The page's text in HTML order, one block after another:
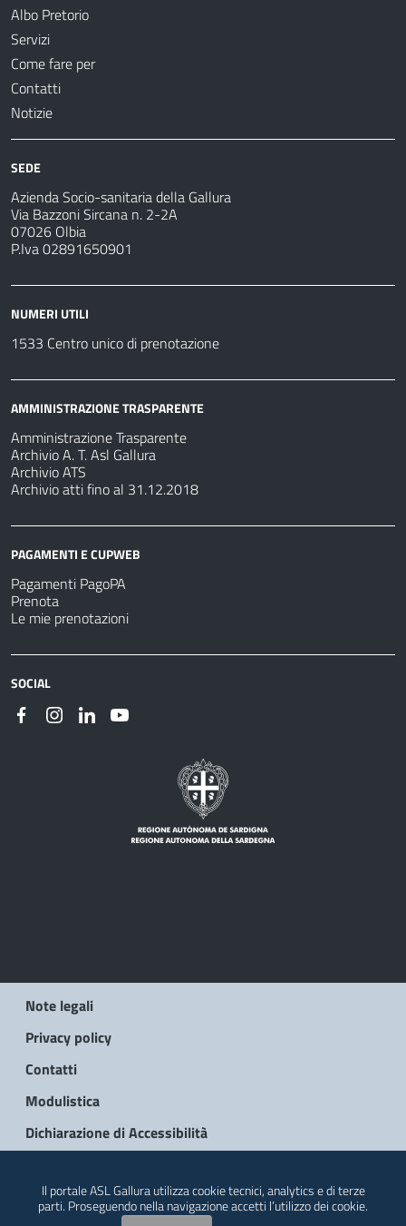
Albo Pretorio
Servizi
Come fare per
Contatti
Notizie
SEDE
Azienda Socio-sanitaria della Gallura
Via Bazzoni Sircana n. 2-2A
07026 Olbia
P.Iva 02891650901
NUMERI UTILI
1533 Centro unico di prenotazione
AMMINISTRAZIONE TRASPARENTE
Amministrazione Trasparente
Archivio A. T. Asl Gallura
Archivio ATS
Archivio atti fino al 31.12.2018
PAGAMENTI E CUPWEB
Pagamenti PagoPA
Prenota
Le mie prenotazioni
SOCIAL
Note legali
Privacy policy
Contatti
Modulistica
Dichiarazione di Accessibilità
Il portale ASL Gallura utilizza cookie tecnici, analytics e di terze
parti. Proseguendo nella navigazione accetti l’utilizzo dei cookie.